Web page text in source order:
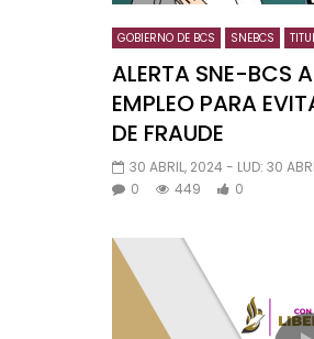
GOBIERNO DE BCS SNEBCS
ALERTA SNE-BCS
EMPLEO PARA
DE FRAUDE
30 ABRIL, 2024 - LUD: 30
0
449 0